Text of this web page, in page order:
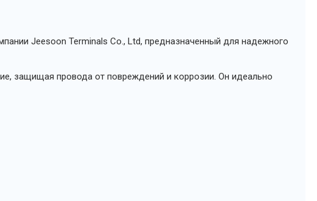
Jeesoon Terminals Co., Ltd, предназначенный для надежного
защищая провода от повреждений и коррозии. Он идеально